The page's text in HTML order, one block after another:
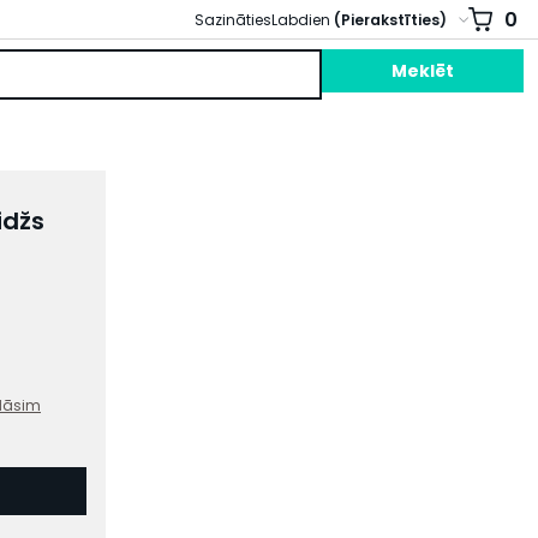
SazinātiesLabdien (Pierakstīties) 0
Meklēt